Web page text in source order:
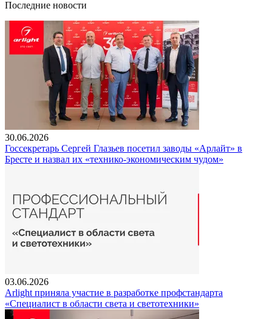
Последние новости
30.06.2026
Госсекретарь Сергей Глазьев посетил заводы «Арлайт» в
Бресте и назвал их «технико-экономическим чудом»
03.06.2026
Arlight приняла участие в разработке профстандарта
«Специалист в области света и светотехники»